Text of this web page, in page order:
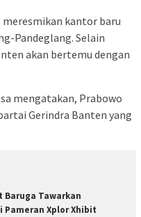
meresmikan kantor baru
Pandeglang. Selain
akan bertemu dengan
mengatakan, Prabowo
Gerindra Banten yang
Baruga Tawarkan
Pameran Xplor Xhibit